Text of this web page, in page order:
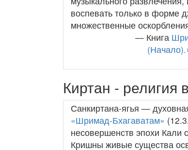
воспевать только в форме
множественные
— Книга
(Начало).
Киртан - религия
Санкиртана-ягья —
«Шримад-Бхагаватам»
несовершенств эпохи Кали
Кришны живые существа